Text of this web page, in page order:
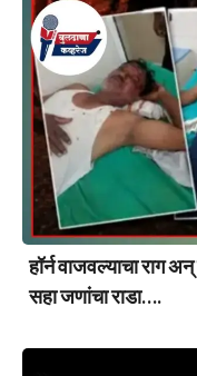
हॉर्न वाजवल्याचा राग
सहा जणांचा राडा….